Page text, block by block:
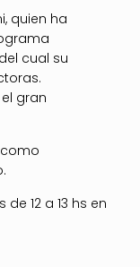
quien ha
cual su
gran
12 a 13 hs en